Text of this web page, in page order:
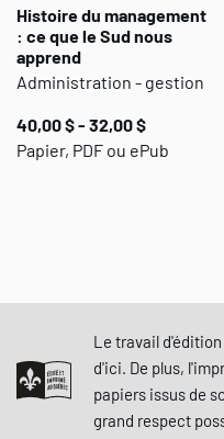
Histoire du management
: ce que le Sud nous
apprend
Administration - gestion
40,00 $ - 32,00 $
Papier, PDF ou ePub
Le travail
d'ici. De plus,
papiers issus de
grand respect